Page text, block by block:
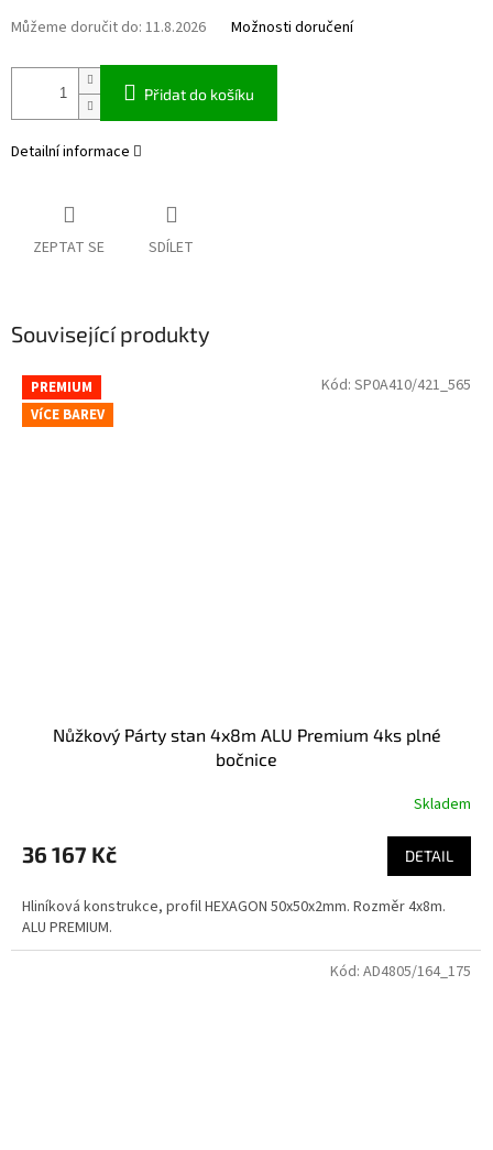
Můžeme doručit do: 11.8.2026 Možnosti doručení
Přidat do košíku
Detailní informace
ZEPTAT SE SDÍLET
Související produkty
PREMIUM
VíCE BAREV
Nůžkový Párty stan 4x8m ALU Premium 4ks plné
bočnice
Skladem
36 167 Kč DETAIL
Hliníková konstrukce, profil HEXAGON 50x50x2mm. Rozměr 4x8m.
ALU PREMIUM.
Kód: SP0A410/421_565
Kód: AD4805/164_175